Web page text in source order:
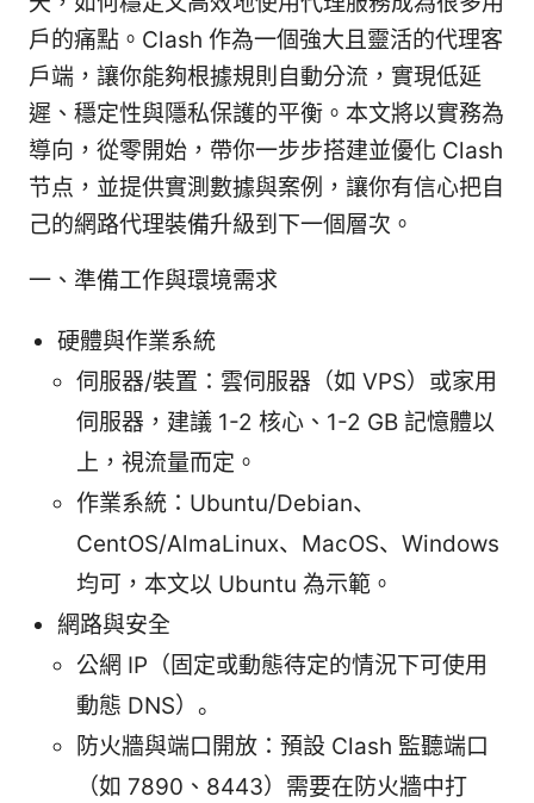
戶的痛點。Clash 作為一個強大且靈活的代理客
戶端，讓你能夠根據規則自動分流，實現低延
遲、穩定性與隱私保護的平衡。本文將以實務為
導向，從零開始，帶你一步步搭建並優化 Clash
节点，並提供實測數據與案例，讓你有信心把自
己的網路代理裝備升級到下一個層次。
一、準備工作與環境需求
硬體與作業系統
伺服器/裝置：雲伺服器（如 VPS）或家用
伺服器，建議 1-2 核心、1-2 GB 記憶體以
上，視流量而定。
作業系統：Ubuntu/Debian、
CentOS/AlmaLinux、MacOS、Windows
均可，本文以 Ubuntu 為示範。
網路與安全
公網 IP（固定或動態待定的情況下可使用
動態 DNS）。
防火牆與端口開放：預設 Clash 監聽端口
（如 7890、8443）需要在防火牆中打